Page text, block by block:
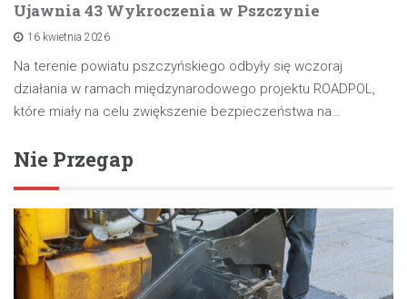
Ujawnia 43 Wykroczenia w Pszczynie
16 kwietnia 2026
Na terenie powiatu pszczyńskiego odbyły się wczoraj
działania w ramach międzynarodowego projektu ROADPOL,
które miały na celu zwiększenie bezpieczeństwa na…
Nie Przegap